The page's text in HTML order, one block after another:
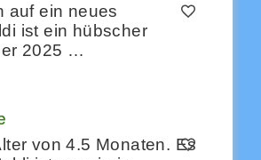
auf ein neues
ist ein hübscher
2025 …
von 4.5 Monaten. Es